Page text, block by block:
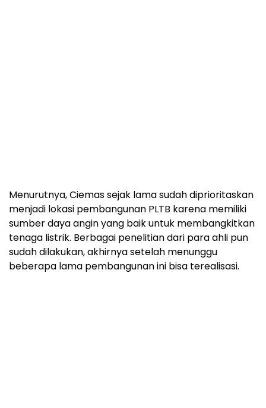
Menurutnya, Ciemas sejak lama sudah diprioritaskan
menjadi lokasi pembangunan PLTB karena memiliki
sumber daya angin yang baik untuk membangkitkan
tenaga listrik. Berbagai penelitian dari para ahli pun
sudah dilakukan, akhirnya setelah menunggu
beberapa lama pembangunan ini bisa terealisasi.